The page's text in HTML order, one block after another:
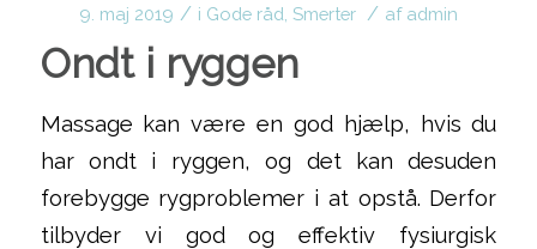
9. maj 2019 / i Gode råd Smerter / af admin
Ondt i ryggen
Massage kan være en god hjælp, hvis du
har ondt i ryggen, og det kan desuden
forebygge rygproblemer i at opstå. Derfor
tilbyder vi god og effektiv fysiurgisk